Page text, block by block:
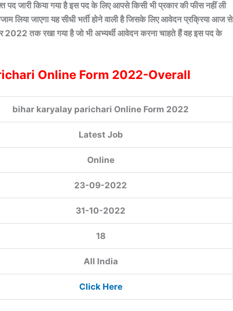
पद जारी किया गया है इस पद के लिए आपसे किसी भी प्रकार की फीस नहीं ली
लिया जाएगा यह सीधी भर्ती होने वाली है जिसके लिए आवेदन प्रक्रिया आज से
2022 तक रखा गया है जो भी अभ्यर्थी आवेदन करना चाहते हैं वह इस पद के
Online Form 2022-Overall
bihar karyalay parichari Online Form 2022
Latest Job
Online
23-09-2022
31-10-2022
18
All India
Click Here